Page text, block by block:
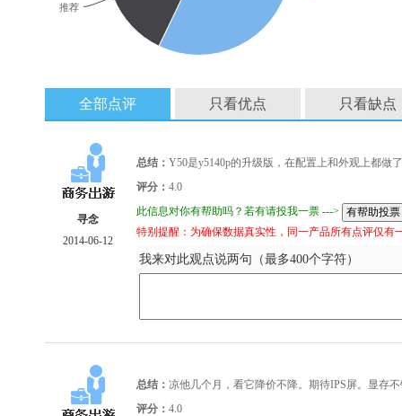
推荐
全部点评 只看优点 只看缺点
寻念
2014-06-12
总结： Y50是y5140p的升级版，在配置上和外观上都做
评分： 4.0
此信息对你有帮助吗？若有请投我一票 --->
特别提醒：为确保数据真实性，同一产品所有点评仅有
我来对此观点说两句（最多400个字符）
总结： 凉他几个月，看它降价不降。期待IPS屏。显存
评分： 4.0